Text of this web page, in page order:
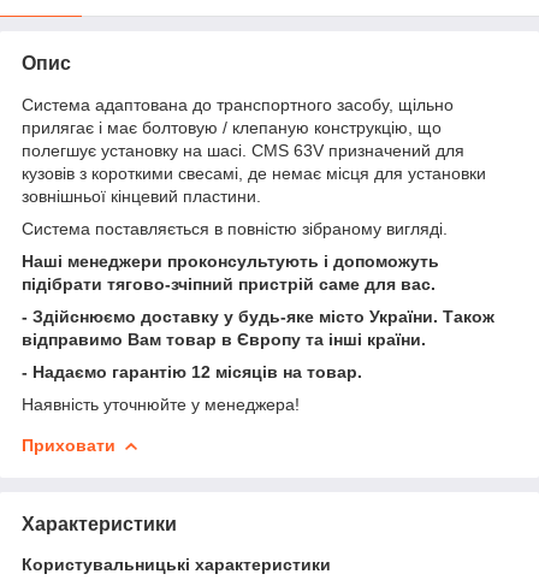
Опис
Система адаптована до транспортного засобу, щільно
прилягає і має болтовую / клепаную конструкцію, що
полегшує установку на шасі. CMS 63V призначений для
кузовів з короткими свесамі, де немає місця для установки
зовнішньої кінцевий пластини.
Система поставляється в повністю зібраному вигляді.
Наші менеджери проконсультують і допоможуть
підібрати тягово-зчіпний пристрій саме для вас.
- Здійснюємо доставку у будь-яке місто України. Також
відправимо Вам товар в Європу та інші країни.
- Надаємо гарантію 12 місяців на товар.
Наявність уточнюйте у менеджера!
Приховати
Характеристики
Користувальницькі характеристики